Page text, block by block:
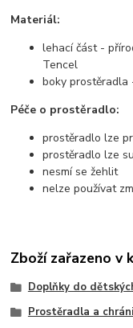
Materiál:
lehací část -
Tencel
boky prostěradla
Péče o prostěradlo:
prostěradlo lze
prostěradlo lze
nesmí se žehlit
nelze používat
Zboží zařazeno v
Doplňky do
Prostěradla a